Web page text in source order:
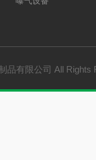
品有限公司 All